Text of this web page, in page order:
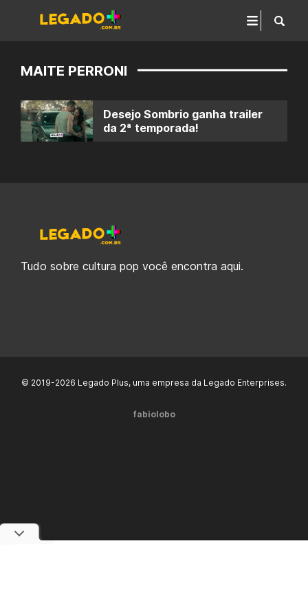
MAITE PERRONI
Desejo Sombrio ganha trailer
da 2ª temporada!
Tudo sobre cultura pop você encontra aqui.
© 2019-2026 Legado Plus, uma empresa da Legado Enterprises.
fabiolobo